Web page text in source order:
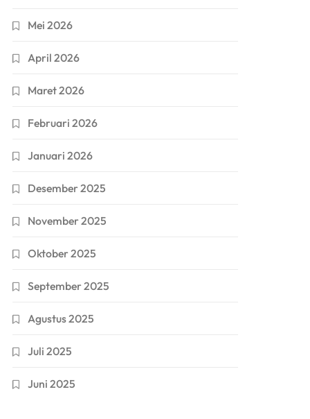
Mei 2026
April 2026
Maret 2026
Februari 2026
Januari 2026
Desember 2025
November 2025
Oktober 2025
September 2025
Agustus 2025
Juli 2025
Juni 2025